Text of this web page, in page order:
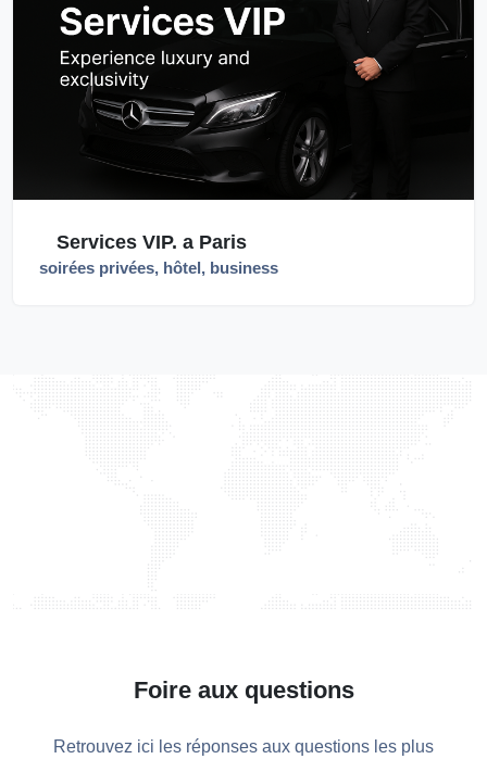
Services VIP. a Paris
soirées privées, hôtel, business
TAXILIGHT
Foire aux questions
Retrouvez ici les réponses aux questions les plus